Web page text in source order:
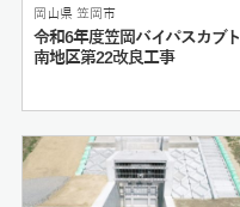
岡山県 笠岡市
令和6年度笠岡バイパスカブト
南地区第22改良工事